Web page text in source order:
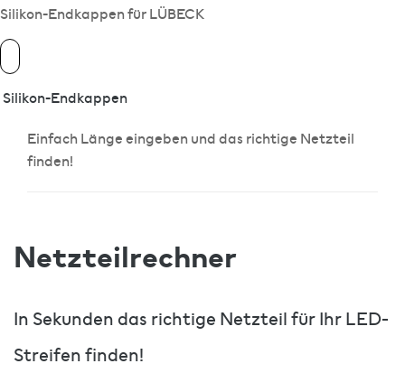
Silikon-Endkappen für LÜBECK
Silikon-Endkappen
Einfach Länge eingeben und das richtige Netzteil
finden!
Netzteilrechner
In Sekunden das richtige Netzteil für Ihr LED-
Streifen finden!